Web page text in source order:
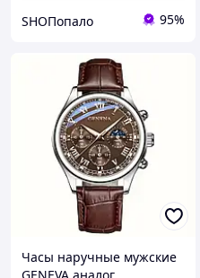
SHOПопало 95%
Часы наручные мужские